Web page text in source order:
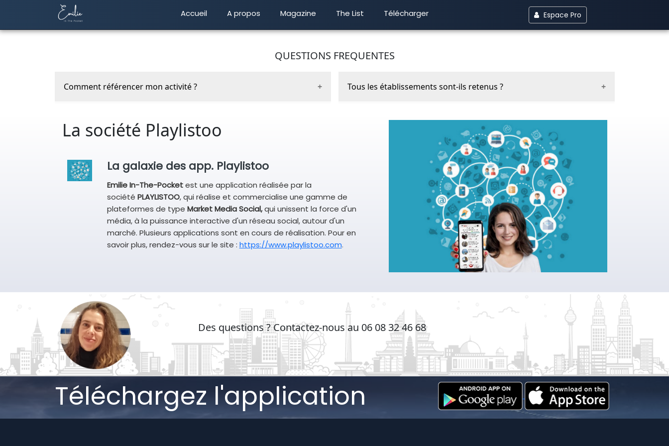
Accueil A propos Magazine The List Télécharger Espace Pro
QUESTIONS FREQUENTES
Comment référencer mon activité ?
Vous pourrez y afficher votretéléphoneet votre
l'itinéraire
proposé parGoogle.
De plus, vous aurez accès auxstatistiquesde visites pour mesurer
l’efficacité de la plateforme.
Tous les établissements sont-ils retenus ?
transparents. Mais comme tous les goûts sont dans la nature, nous
ne sommes pas élitistes : le panel est assez large. Nous serions très
heureux de vous rencontrer pour en parler. Invitez-nous !
La société Playlistoo
La galaxie des app. Playlistoo
Emilie In-The-Pocketest une application réalisée par la
société PLAYLISTOO, qui réalise et commercialise une gamme de
plateformes de type Market Media Social,qui unissent la force d'un
média, à la puissance interactive d'un réseau social, autour d'un
marché. Plusieurs applications sont en cours de réalisation. Pour en
savoir plus, rendez-vous sur le site : https://www.playlistoo.com.
Des questions ? Contactez-nous au 06 08 32 46 68
Téléchargez l'application